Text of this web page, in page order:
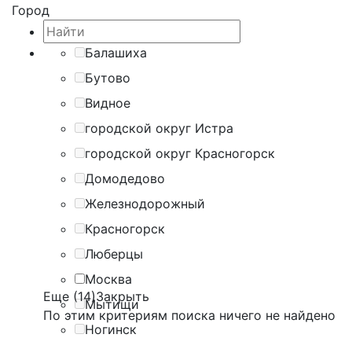
Город
Балашиха
Бутово
Видное
городской округ Истра
городской округ Красногорск
Домодедово
Железнодорожный
Красногорск
Люберцы
Москва
Мытищи
Ногинск
Еще (14)Закрыть
По этим критериям поиска ничего не найдено